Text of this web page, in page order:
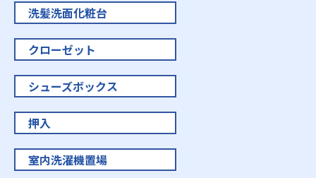
洗髪洗面化粧台
クローゼット
シューズボックス
押入
室内洗濯機置場